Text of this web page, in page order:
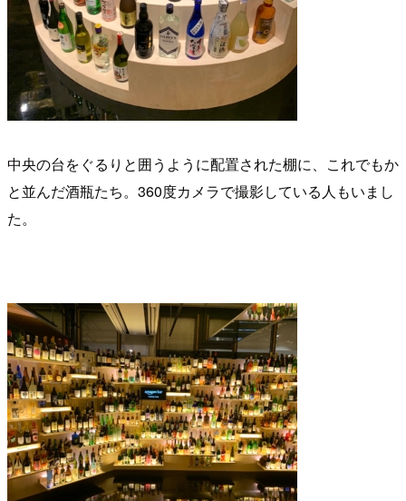
中央の台をぐるりと囲うように配置された棚に、これでもか
と並んだ酒瓶たち。360度カメラで撮影している人もいまし
た。